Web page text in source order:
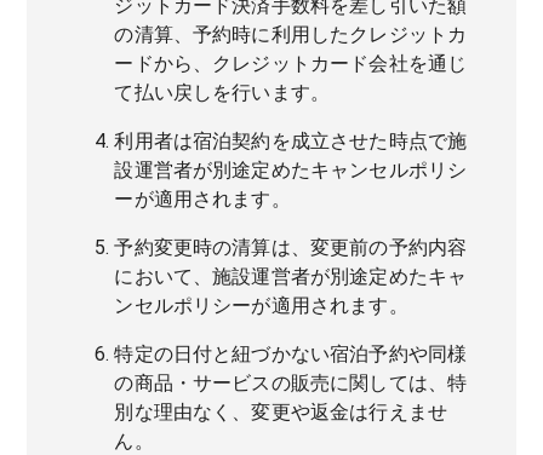
ジットカード決済手数料を差し引いた額
の清算、予約時に利用したクレジットカ
ードから、クレジットカード会社を通じ
て払い戻しを行います。
利用者は宿泊契約を成立させた時点で施
設運営者が別途定めたキャンセルポリシ
ーが適用されます。
予約変更時の清算は、変更前の予約内容
において、施設運営者が別途定めたキャ
ンセルポリシーが適用されます。
特定の日付と紐づかない宿泊予約や同様
の商品・サービスの販売に関しては、特
別な理由なく、変更や返金は行えませ
ん。